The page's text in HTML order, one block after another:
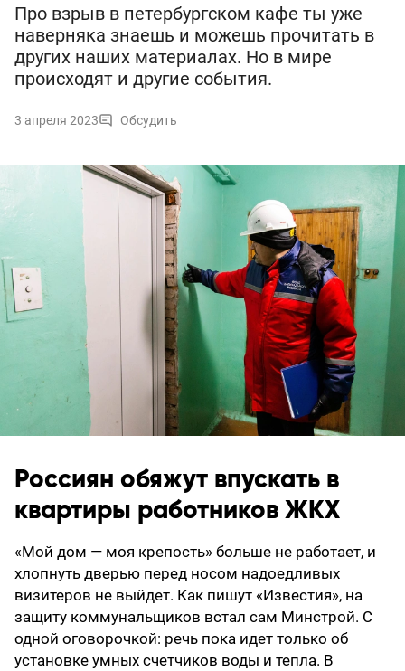
Про взрыв в петербургском кафе ты уже
наверняка знаешь и можешь прочитать в
других наших материалах. Но в мире
происходят и другие события.
3 апреля 2023 Обсудить
Россиян обяжут впускать в
квартиры работников ЖКХ
«Мой дом — моя крепость» больше не работает, и
хлопнуть дверью перед носом надоедливых
визитеров не выйдет. Как пишут «Известия», на
защиту коммунальщиков встал сам Минстрой. С
одной оговорочкой: речь пока идет только об
установке умных счетчиков воды и тепла. В